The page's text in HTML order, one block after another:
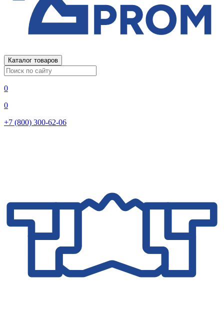
Каталог товаров
0
0
+7 (800) 300-62-06